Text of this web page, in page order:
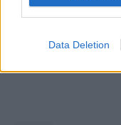
Data Deletion